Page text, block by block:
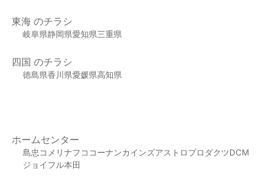
東海 のチラシ
岐阜県静岡県愛知県三重県
四国 のチラシ
徳島県香川県愛媛県高知県
ホームセンター
島忠 コメリ ナフコ コーナンカインズアストロプロダクツDCM
ジョイフル本田